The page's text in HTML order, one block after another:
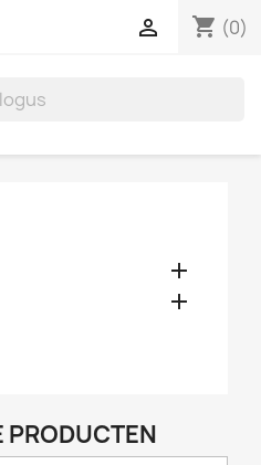
shopping_cart (0)



PRODUCTEN